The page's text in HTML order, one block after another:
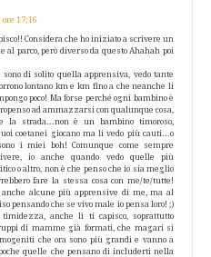
17:16
Considera che ho iniziato a scrivere un
al parco, però diverso da questo Ahahah poi
di solito quella apprensiva, vedo tante
lontano km e km fino a che neanche li
poco! Ma forse perché ogni bambino è
ad ammazzarsi con qualunque cosa,
la strada...non è un bambino timoroso,
coetanei giocano ma li vedo più cauti...o
i miei boh! Comunque come sempre
io anche quando vedo quelle più
o altro, non è che penso che io sia meglio
fare la stessa cosa con me/te/tutte!
anche alcune più apprensive di me, ma al
pensando che se vivo male io pensa loro! ;)
anche lì ti capisco, soprattutto
di mamme già formati, che magari si
che ora sono più grandi e vanno a
quelle che pensano di includerti nella